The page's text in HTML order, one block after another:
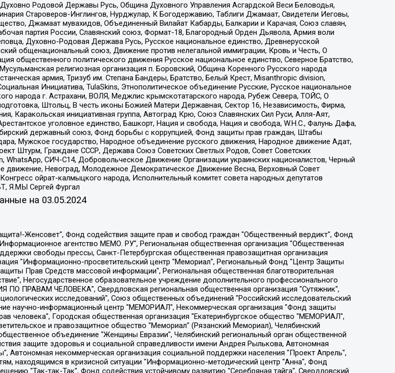
Родовой Державы Русь, Община Духовного Управления Асгардской Веси Беловодья,
Староверов-Инглингов, Нурджулар, К Богодержавию, Таблиги Джамаат, Свидетели Иеговы,
Джамаат мувахидов, Объединенный Вилайат Кабарды, Балкарии и Карачая, Союз славян,
партия России, Славянский союз, Формат-18, Благородный Орден Дьявола, Армия воли
Духовно-Родовая Держава Русь, Русское национальное единство, Древнерусской
общенациональный союз, Движение против нелегальной иммиграции, Кровь и Честь, О
общественного политического движения Русское национальное единство, Северное Братство,
религиозная организация п. Боровский, Община Коренного Русского народа
армия, Тризуб им. Степана Бандеры, Братство, Белый Крест, Misanthropic division,
Инициатива, TulaSkins, Этнополитическое объединение Русские, Русское национальное
народа г. Астрахани, ВОЛЯ, Меджлис крымскотатарского народа, Рубеж Севера, ТОЙС, О
Штольц, В честь иконы Божией Матери Державная, Сектор 16, Независимость, Фирма,
Каракольская инициативная группа, Автоград Крю, Союз Славянских Сил Руси, Алля-Аят,
уголовное единство, Башкорт, Нация и свобода, Нация и свобода, W.H.С., Фалунь Дафа,
державный союз, Фонд борьбы с коррупцией, Фонд защиты прав граждан, Штабы
Мужское государство, Народное объединение русского движения, Народное движение Адат,
Штурм, Граждане СССР, Держава Союз Советских Светлых Родов, Совет Советских
WhatsApp, СИЧ-С14, Добровольческое Движение Организации украинских националистов, Черный
движение, Невоград, Молодежное Демократическое Движение Весна, Верховный Совет
ойрат-калмыцкого народа, Исполнительный комитет совета народных депутатов
Я.МЫ Сергей Фургал
на 03.05.2024
являющееся администратором доменного имени интернет-издания "The Insider SIA", https://theins.ru, Постернак Алексей Евгеньевич, Рубин Михаил Аркадьевич, Анин Роман Александрович, Юридическое лицо Istories fonds, зарегистрированное в Латвийской Республике (регистрационный номер 50008295751, дата регистрации 24.02.2020), Великовский Дмитрий Александрович, Долинина Ирина Николаевна, Мароховская Алеся Алексеевна, Шлейнов Роман Юрьевич, Шмагун Олеся Валентиновна, Общество с ограниченной ответственностью "Альтаир 2021", Общество с ограниченной ответственностью "Вега 2021", Общество с ограниченной ответственностью "Главный редактор 2021", Общество с ограниченной ответственностью "Ромашки монолит", Важенков Артем Валерьевич, Ивановская областная общественная организация "Центр гендерных исследований", Гурман Юрий Альбертович, Медиапроект "ОВД-Инфо", Егоров Владимир Владимирович, Жилинский Владимир Александрович, Общество с ограниченной ответственностью "ЗП", Иванова София Юрьевна, Карезина Инна Павловна, Кильтау Екатерина Викторовна, Петров Алексей Викторович, Пискунов Сергей Евгеньевич, Смирнов Сергей Сергеевич, Тихонов Михаил Сергеевич, Общество с ограниченной ответственностью "ЖУРНАЛИСТ-ИНОСТРАННЫЙ АГЕНТ", Арапова Галина Юрьевна, Вольтская Татьяна Анатольевна, Американская компания "Mason G.E.S. Anonymous Foundation" (США), являющаяся владельцем интернет-издания https://mnews.world/, Компания "Stichting Bellingcat", зарегистрированная в Нидерландах (дата регистрации 11.07.2018), Захаров Андрей Вячеславович, Клепиковская Екатерина Дмитриевна, Общество с ограниченной ответственностью "МЕМО", Перл Роман Александрович, Симонов Евгений Алексеевич, Соловьева Елена Анатольевна, Сотников Даниил Владимирович, Сурначева Елизавета Дмитриевна, Автономная некоммерческая организация по защите прав человека и информированию населения "Якутия – Наше Мнение", Общество с ограниченной ответственностью "Москоу диджитал медиа", с 26.01.2023 Общество с ограниченной ответственностью "Чайка Белые сады", Ветошкина Валерия Валерьевна, Заговора Максим Александрович, Межрегиональное общественное движение "Российская ЛГБТ - сеть", Оленичев Максим Владимирович, Павлов Иван Юрьевич, Скворцова Елена Сергеевна, Общество с ограниченной ответственностью "Как бы инагент", Кочетков Игорь Викторович, Общество с ограниченной ответственностью "Честные выборы", Еланчик Олег Александрович, Общество с ограниченной ответственностью "Нобелевский призыв", Гималова Регина Эмилевна, Григорьев Андрей Валерьевич, Григорьева Алина Александровна, Ассоциация по содействию защите прав призывников, альтернативнослужащих и военнослужащих "Правозащитная группа "Гражданин.Армия.Право", Хисамова Регина Фаритовна, Автономная некоммерческая организация по реализации социально-правовых программ "Лилит", Дальневосточное общественное движение "Маяк", Санкт-Петербургская ЛГБТ-инициативная группа "Выход", Инициативная группа ЛГБТ+ "Реверс", Алексеев Андрей Викторович, Бекбулатова Таисия Львовна, Беляев Иван Михайлович, Владыкина Елена Сергеевна, Гельман Марат Александрович, Никульшина Вероника Юрьевна, Толоконникова Надежда Андреевна, Шендерович Виктор Анатольевич, Общество с ограниченной ответственностью "Данное сообщение", Общество с ограниченной ответственностью Издательский дом "Новая глава", Айнбиндер Александра Александровна, Московский комьюнити-центр для ЛГБТ+инициатив, Благотворительный фонд развития филантропии, Deutsche Welle (Германия, Kurt-Schumacher-Strasse 3, 53113 Bonn), Борзунова Мария Михайловна, Воробьев Виктор Викторович, Голубева Анна Львовна, Константинова Алла Михайловна, Малкова Ирина Владимировна, Мурадов Мурад Абдулгалимович, Осетинская Елизавета Николаевна, Понасенков Евгений Николаевич, Ганапольский Матвей Юрьевич, Киселев Евгений Алексеевич, Борухович Ирина Григорьевна, Дремин Иван Тимофеевич, Дубровский Дмитрий Викторович, Красноярская региональная общественная организация поддержки и развития альтернативных образовательных технологий и межкультурных коммуникаций "ИНТЕРРА", Маяковская Екатерина Алексеевна, Фейгин Марк Захарович, Филимонов Андрей Викторович, Дзугкоева Регина Николаевна, Доброхотов Роман Александрович, Дудь Юрий Александрович, Елкин Сергей Владимирович, Кругликов Кирилл Игоревич, Сабунаева Мария Леонидовна, Семенов Алексей Владимирович, Шаинян Карен Багратович, Шульман Екатерина Михайловна, Асафьев Артур Валерьевич, Вахштайн Виктор Семенович, Венедиктов Алексей Алексеевич, Лушникова Екатерина Евгеньевна, Волков Леонид Михайлович, Невзоров Александр Глебович, Пархоменко Сергей Борисович, Сироткин Ярослав Николаевич, Кара-Мурза Владимир Владимирович, Баранова Наталья Владимировна, Гозман Леонид Яковлевич, Кагарлицкий Борис Юльевич, Климарев Михаил Валерьевич, Милов Владимир Станиславович, Автономная некоммерческая организация Краснодарский центр современного искусства "Типография", Моргенштерн Алишер Тагирович, Соболь Любовь Эдуардовна, Общество с ограниченной ответственностью "ЛИЗА НОРМ", Каспаров Гарри Кимович, Ходорковский Михаил Борисович, Общество с ограниченной ответственностью "Апрельские тезисы", Данилович Ирина Брониславовна, Кашин Олег Владимирович, Петров Николай Владимирович, Пивоваров Алексей Владимирович, Соколов Михаил Владимирович, Цветкова Юлия Владимировна, Чичваркин Евгений Александрович, Комитет против пыток/Команда против пыток, Общество с ограниченной ответственностью "Первый научный", Общество с ограниченной ответственностью "Вертолет и ко", Белоцерковская Вероника Борисовна, Кац Максим Евгеньевич, Лазарева Татьяна Юрьевна, Шаведдинов Руслан Табризович, Яшин Илья Валерьевич, Общество с ограниченной ответственностью "Иноагент ААВ", Алешковский Дмитрий Петрович, Альбац Евгения Марковна, Быков Дмитрий Львович, Галямина Юлия Евгеньевна, Лойко Сергей Леонидович, Мартынов Кирилл Константинович, Медведев Сергей Александрович, Крашенинников Федор Геннадиевич, Гордеева Катерина Вл